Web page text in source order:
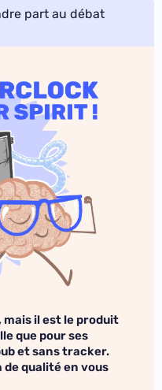
part au débat
il est le produit
que pour ses
et sans tracker.
qualité en vous